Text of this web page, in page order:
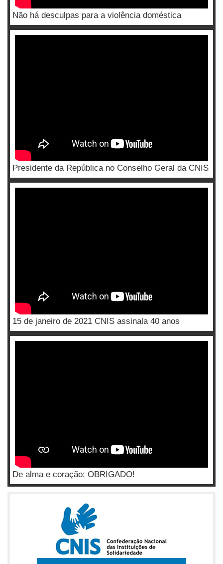
Não há desculpas para a violência doméstica
Presidente da República no Conselho Geral da CNIS
15 de janeiro de 2021 CNIS assinala 40 anos
De alma e coração: OBRIGADO!